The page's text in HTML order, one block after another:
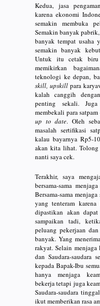
Kedua, jasa
karena ekonomi
semakin membuka
Semakin banyak
banyak tempat usaha
semakin banyak
Untuk itu cetak biru
memikirkan
teknologi ke depan,
skill, upskillpara
kalah canggih
penting sekali.
membekali para
up to date. Oleh
masalah sertifikasi
kalau bayarnya Rp5-
akan kita lihat.
nanti saya cek.
Terakhir, saya
bersama-sama
Bersama-sama
yang tenteram
dipastikan akan
sampaikan tadi,
peluang pekerjaan
banyak. Yang
rakyat. Selain
dan Saudara-saudara
kepada Bapak-Ibu
hanya menjaga
bekerja tetapi juga
Saudara-saudara
ikut memberikan rasa